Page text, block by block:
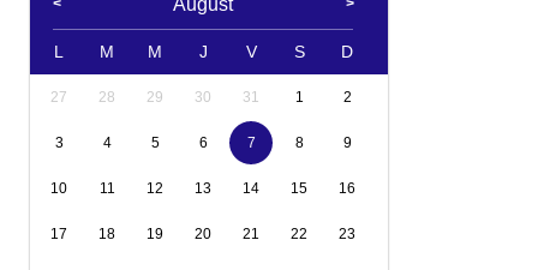
August
L M M J V S D
27 28 29 30 31 1 2
3 4 5 6 7 8 9
10 11 12 13 14 15 16
17 18 19 20 21 22 23